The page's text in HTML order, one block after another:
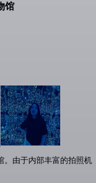
馆
。由于内部丰富的拍照机